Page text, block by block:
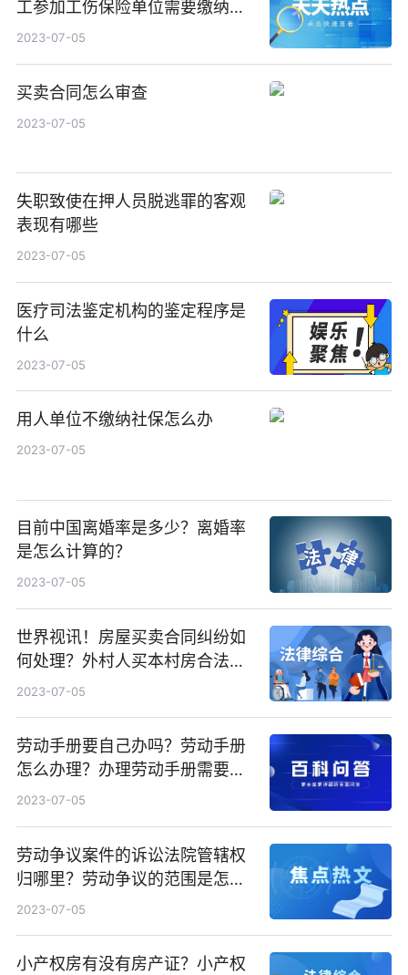
工参加工伤保险单位需要缴纳工
伤保险费吗？
2023-07-05
买卖合同怎么审查
2023-07-05
失职致使在押人员脱逃罪的客观
表现有哪些
2023-07-05
医疗司法鉴定机构的鉴定程序是
什么
2023-07-05
用人单位不缴纳社保怎么办
2023-07-05
目前中国离婚率是多少？离婚率
是怎么计算的？
2023-07-05
世界视讯！房屋买卖合同纠纷如
何处理？外村人买本村房合法
吗？
2023-07-05
劳动手册要自己办吗？劳动手册
怎么办理？办理劳动手册需要什
么材料？
2023-07-05
劳动争议案件的诉讼法院管辖权
归哪里？劳动争议的范围是怎样
的？
2023-07-05
小产权房有没有房产证？小产权